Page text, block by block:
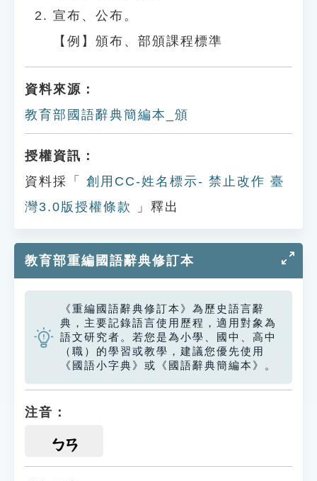
宣布、公布。
【例】頒布、部頒課程標準
資料來源：
教育部國語辭典簡編本_頒
授權資訊：
資料採「
創用CC-姓名標示- 禁止改作 臺
灣3.0版授權條款
」釋出
教育部重編國語辭典修訂本
《重編國語辭典修訂本》為歷史語言辭
典，主要記錄語言使用歷程，適用對象為
語文研究者。若您是為小學、國中、高中
（職）的學習或教學，建議您優先使用
《國語小字典》或《國語辭典簡編本》。
注音：
ㄅㄢ